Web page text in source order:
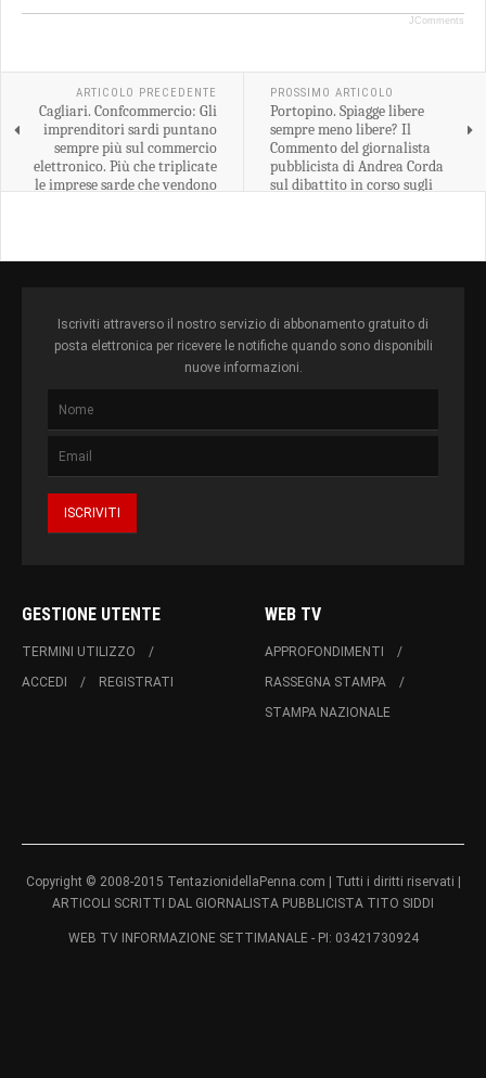
JComments
ARTICOLO PRECEDENTE
Cagliari. Confcommercio: Gli
imprenditori sardi puntano
sempre più sul commercio
elettronico. Più che triplicate
le imprese sarde che vendono
PROSSIMO ARTICOLO
Portopino. Spiagge libere
sempre meno libere? Il
Commento del giornalista
pubblicista di Andrea Corda
sul dibattito in corso sugli
Iscriviti attraverso il nostro servizio di abbonamento gratuito di
posta elettronica per ricevere le notifiche quando sono disponibili
nuove informazioni.
GESTIONE UTENTE
TERMINI UTILIZZO
ACCEDI
REGISTRATI
WEB TV
APPROFONDIMENTI
RASSEGNA STAMPA
STAMPA NAZIONALE
Copyright © 2008-2015 TentazionidellaPenna.com | Tutti i diritti riservati |
ARTICOLI SCRITTI DAL GIORNALISTA PUBBLICISTA TITO SIDDI
WEB TV INFORMAZIONE SETTIMANALE - PI: 03421730924